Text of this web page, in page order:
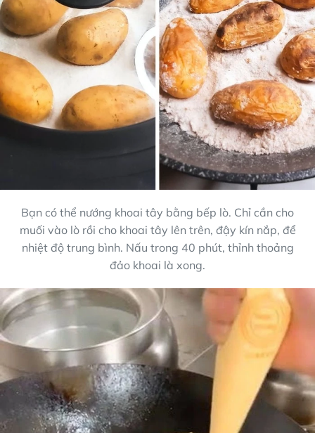
Bạn có thể nướng khoai tây bằng bếp lò. Chỉ cần cho
muối vào lò rồi cho khoai tây lên trên, đậy kín nắp, để
nhiệt độ trung bình. Nấu trong 40 phút, thỉnh thoảng
đảo khoai là xong.